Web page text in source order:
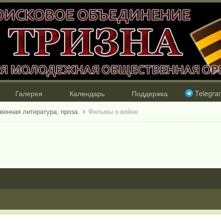
Галерея Календарь Поддержка
литература, проза. Фильмы о войне